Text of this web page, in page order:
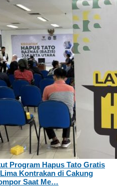
Program Hapus Tato Gratis
Kontrakan di Cakung
Saat Me…